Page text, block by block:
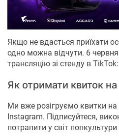
Якщо не вдасться приїхати
одно можна відчути. 6
трансляцію зі стенду в TikTok:
Як отримати квиток
Ми вже розігруємо квитки
Instagram. Підписуйтеся,
потрапити у світ